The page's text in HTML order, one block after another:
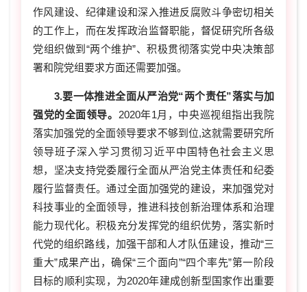
作风建设、纪律建设和深入推进反腐败斗争密切相关
的工作上，而在发挥政治监督职能，督促研究所各级
党组织做到“两个维护”、积极贯彻落实党中央决策部
署和院党组要求方面还需要加强。
3.要一体推进全面从严治党“两个责任”落实与加
强党的全面领导。 2020年1月，中央巡视组指出我院
落实加强党的全面领导要求不够到位,这就需要研究所
领导班子深入学习贯彻习近平中国特色社会主义思
想，坚决支持党委履行全面从严治党主体责任和纪委
履行监督责任。通过全面加强党的建设，来加强党对
科技事业的全面领导，推进科技创新治理体系和治理
能力现代化。积极充分发挥党的组织优势，落实新时
代党的组织路线，加强干部和人才队伍建设，推动“三
重大”成果产出，确保“三个面向”“四个率先”第一阶段
目标的顺利实现，为2020年建成创新型国家作出重要